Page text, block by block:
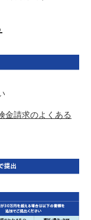
金請求のよくある